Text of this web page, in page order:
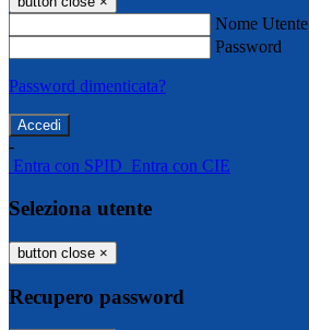
Nome Utente
Password
Password dimenticata?
-
Entra con SPID Entra con CIE
Seleziona utente
button close ×
Recupero password